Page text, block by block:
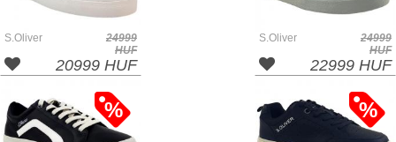
S.Oliver
24999
HUF
20999 HUF
S.Oliver
24999
HUF
22999 HUF
% %